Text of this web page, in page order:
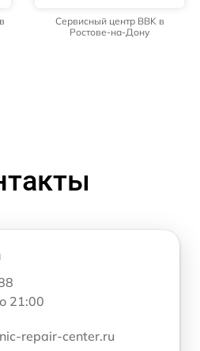
Сервисный центр BBK в
Ростове-на-Дону
21:00
repair-center.ru